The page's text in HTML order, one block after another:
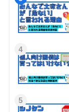
4
5